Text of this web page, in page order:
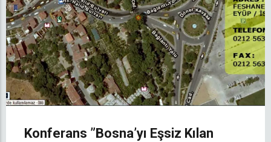
Konferans ”Bosna’yı Eşsiz Kılan